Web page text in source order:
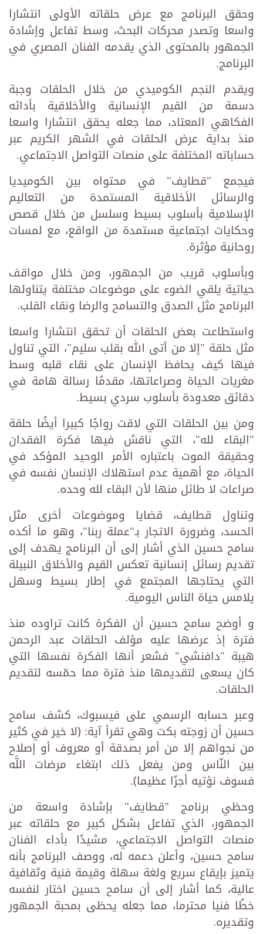
وحقق البرنامج مع عرض حلقاته الأولى انتشارا
واسعا وتصدر محركات البحث، وسط تفاعل وإشادة
الجمهور بالمحتوى الذي يقدمه الفنان المصري في
البرنامج.
ويقدم النجم الكوميدي من خلال الحلقات وجبة
دسمة من القيم الإنسانية والأخلاقية بأدائه
الفكاهي المعتاد، مما جعله يحقق انتشارا واسعا
منذ بداية عرض الحلقات في الشهر الكريم عبر
حساباته المختلفة على منصات التواصل الاجتماعي.
فيجمع "قطايف" في محتواه بين الكوميديا
والرسائل الأخلاقية المستمدة من التعاليم
الإسلامية بأسلوب بسيط وسلسل من خلال قصص
وحكايات اجتماعية مستمدة من الواقع، مع لمسات
روحانية مؤثرة.
وبأسلوب قريب من الجمهور، ومن خلال مواقف
حياتية يلقي الضوء على موضوعات مختلفة يتناولها
البرنامج مثل الصدق والتسامح والرضا ونقاء القلب.
واستطاعت بعض الحلقات أن تحقق انتشارا واسعا
مثل حلقة "إلا من أتى الله بقلب سليم"، التي تناول
فيها كيف يحافظ الإنسان على نقاء قلبه وسط
مغريات الحياة وصراعاتها، مقدمًا رسالة هامة في
دقائق معدودة بأسلوب سردي بسيط.
ومن بين الحلقات التي لاقت رواجًا كبيرا أيضًا حلقة
"البقاء لله"، التي ناقش فيها فكرة الفقدان
وحقيقة الموت باعتباره الأمر الوحيد المؤكد في
الحياة، مع أهمية عدم استهلاك الإنسان نفسه في
صراعات لا طائل منها لأن البقاء لله وحده.
وتناول قطايف، قضايا وموضوعات أخرى مثل
الحسد، وضرورة الاتجار بـ"عملة ربنا"، وهو ما أكده
سامح حسين الذي أشار إلى أن البرنامج يهدف إلى
تقديم رسائل إنسانية تعكس القيم والأخلاق النبيلة
التي يحتاجها المجتمع في إطار بسيط وسهل
يلامس حياة الناس اليومية.
و أوضح سامح حسين أن الفكرة كانت تراوده منذ
فترة إذ عرضها عليه مؤلف الحلقات عبد الرحمن
هيبة "دافنشي" فشعر أنها الفكرة نفسها التي
كان يسعى لتقديمها منذ فترة مما حمّسه لتقديم
الحلقات.
وعبر حسابه الرسمي على فيسبوك، كشف سامح
حسين أن زوجته بكت وهي تقرأ آية: ﴿لا خير في كثير
من نجواهم إلا من أمر بصدقة أو معروف أو إصلاح
بين النّاس ومن يفعل ذلك ابتغاء مرضات اللَّه
فسوف نؤتيه أجرًا عظيما﴾.
وحظي برنامج "قطايف" بإشادة واسعة من
الجمهور، الذي تفاعل بشكل كبير مع حلقاته عبر
منصات التواصل الاجتماعي، مشيدًا بأداء الفنان
سامح حسين، وأعلن دعمه له، ووصف البرنامج بأنه
يتميز بإيقاع سريع ولغة سهلة وقيمة فنية وثقافية
عالية، كما أشار إلى أن سامح حسين اختار لنفسه
خطًا فنيا محترما، مما جعله يحظى بمحبة الجمهور
وتقديره.